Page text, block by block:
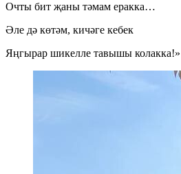
Очты бит җаны тәмам еракка…
Әле дә көтәм, кичәге кебек
Яңгырар шикелле тавышы колакка!»